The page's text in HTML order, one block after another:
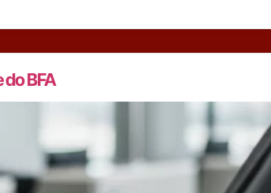
BFA